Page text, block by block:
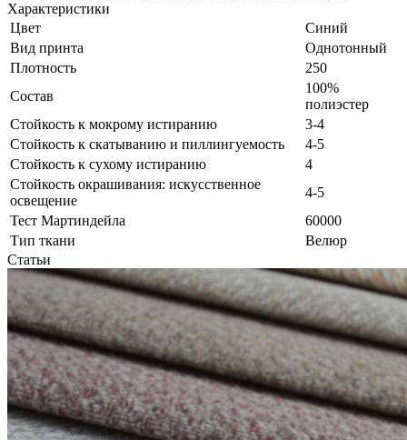
Характеристики
Цвет
Синий
Вид принта
Однотонный
Плотность
250
Состав
100%
полиэстер
Стойкость к мокрому истиранию
3-4
Стойкость к скатыванию и пиллингуемость
4-5
Стойкость к сухому истиранию
4
Стойкость окрашивания: искусственное
освещение
4-5
Тест Мартиндейла
60000
Тип ткани
Велюр
Статьи